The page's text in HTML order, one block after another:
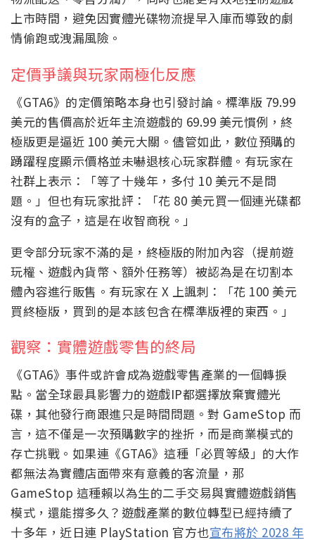
上市時間，避免因實體光碟物流提早入庫而導致的劇
情偷跑或洩漏風險。
定價爭議與玩家兩極化反應
《GTA6》的定價策略本身也引發討論。標準版 79.99
美元的售價高於近年主流遊戲的 69.99 美元慣例，終
極版更是逼近 100 美元大關。儘管如此，數位預購的
踴躍程度顯示價格並未嚇退核心玩家群體。有玩家在
社群上表示：「等了十幾年，多付 10 美元不是問
題。」但也有玩家批評：「花 80 美元買一個連光碟都
沒有的盒子，這是在收智商稅。」
更令部分玩家不滿的是，終極版的附加內容（提前遊
玩權、遊戲內貨幣、額外任務等）被認為是在切割本
體內容進行販售。有玩家在 X 上諷刺：「花 100 美元
買終極版，買到的是本該包含在標準版裡的東西。」
觀察：實體遊戲零售的終局
《GTA6》事件或許會成為遊戲零售產業的一個轉捩
點。當全球最具影響力的遊戲IP都選擇放棄實體光
碟，其他發行商跟進只是時間問題。對 GameStop 而
言，這不僅是一次預購數字的挫折，而是商業模式的
存亡挑戰。如果連《GTA6》這種「必買等級」的大作
都無法為實體店面帶來有意義的客流量，那
GameStop 這種賴以為生的二手交易與實體遊戲銷售
模式，還能撐多久？遊戲產業的數位轉型已經持續了
十多年，近日連 PlayStation 官方也宣布將於 2028 年